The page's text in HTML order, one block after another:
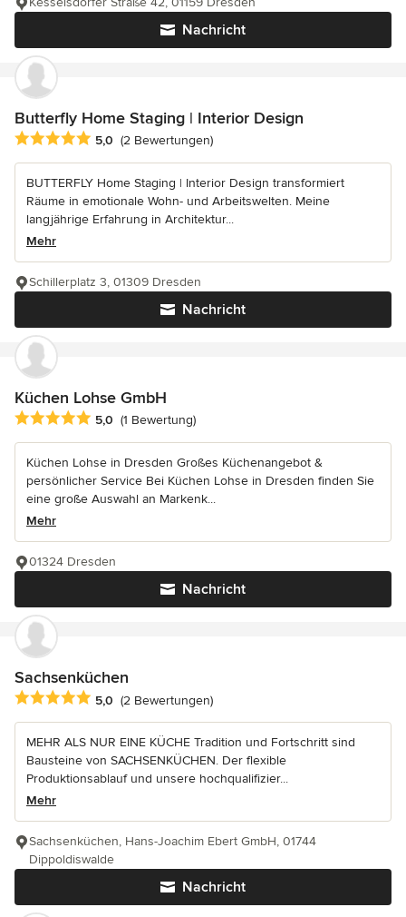
Nachricht
Butterfly Home Staging | Interior Design
Durchschnittliche Bewertung: 5 von 5 Sternen
5,0 (2 Bewertungen)
BUTTERFLY Home Staging | Interior Design transformiert
Räume in emotionale Wohn- und Arbeitswelten. Meine
langjährige Erfahrung in Architektur...
Mehr
Nachricht
Schillerplatz 3, 01309 Dresden
Küchen Lohse GmbH
Durchschnittliche Bewertung: 5 von 5 Sternen
5,0 (1 Bewertung)
Küchen Lohse in Dresden Großes Küchenangebot &
persönlicher Service Bei Küchen Lohse in Dresden finden Sie
eine große Auswahl an Markenk...
Mehr
Nachricht
01324 Dresden
Sachsenküchen
Durchschnittliche Bewertung: 5 von 5 Sternen
5,0 (2 Bewertungen)
MEHR ALS NUR EINE KÜCHE Tradition und Fortschritt sind
Bausteine von SACHSENKÜCHEN. Der flexible
Produktionsablauf und unsere hochqualifizier...
Mehr
Nachricht
Sachsenküchen, Hans-Joachim Ebert GmbH, 01744
Dippoldiswalde